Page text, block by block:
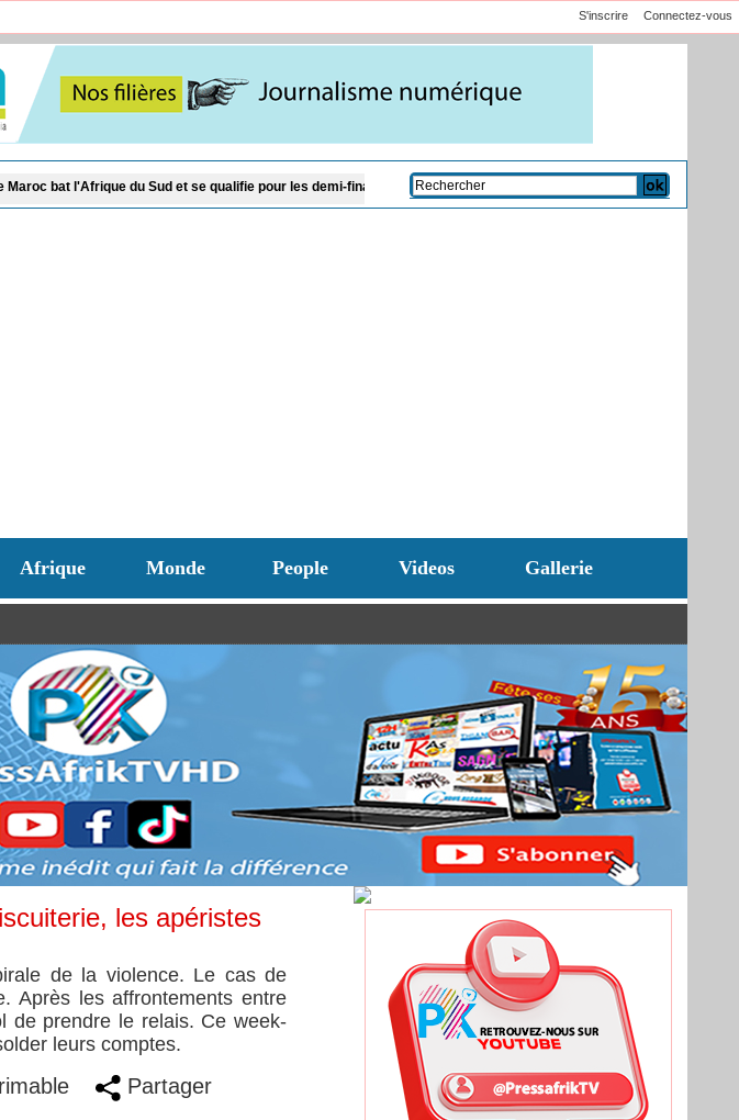
Connectez-vous
S'inscrire
du Sud et se qualifie pour les demi-finales Le chef du CENTCOM américain en visite en Israël pour discuter de
Afrique Monde People Videos Gallerie
les apéristes
de la violence. Le cas de
Après les affrontements entre
de prendre le relais. Ce week-
leurs comptes.
Partager